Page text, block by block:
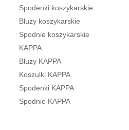
Spodenki koszykarskie
Bluzy koszykarskie
Spodnie koszykarskie
KAPPA
Bluzy KAPPA
Koszulki KAPPA
Spodenki KAPPA
Spodnie KAPPA